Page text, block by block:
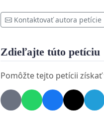
nutnosti zdĺhavého
zodpovednosť za
Pomôžte nám zastaviť
Podpísaním tejto petície
Kontaktovať autora petície
Zdieľajte túto petíciu
Pomôžte tejto petícii získať